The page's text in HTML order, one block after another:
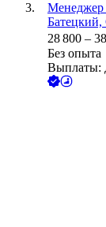
Менеджер
Батецкий,
28 800 –
Без опыта
Выплаты: